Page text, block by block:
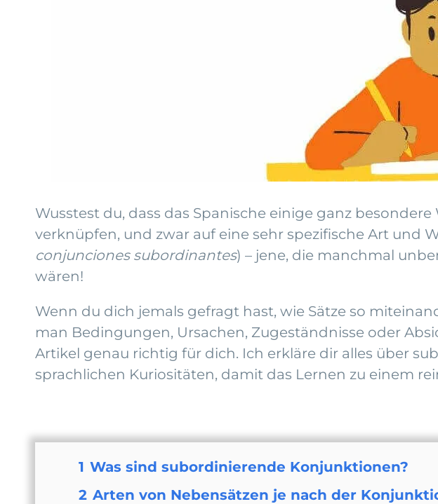
Wusstest du, dass das Spanische einige ganz
verknüpfen, und zwar auf eine sehr spezifische Art und
conjunciones subordinantes) – jene, die manchmal
wären!
Wenn du dich jemals gefragt hast, wie Sätze so
man Bedingungen, Ursachen, Zugeständnisse oder
Artikel genau richtig für dich. Ich erkläre dir alles über
sprachlichen Kuriositäten, damit das Lernen zu einem
1 Was sind subordinierende Konjunktionen?
2 Arten von Nebensätzen je nach der